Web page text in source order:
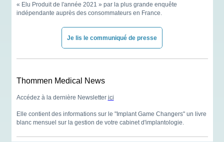
« Elu Produit de l'année 2021 » par la plus grande enquête
indépendante auprès des consommateurs en France.
Je lis le communiqué de presse
Thommen Medical News
Accédez à la dernière Newsletter ici
Elle contient des informations sur le "Implant Game Changers" un livre
blanc mensuel sur la gestion de votre cabinet d'implantologie.